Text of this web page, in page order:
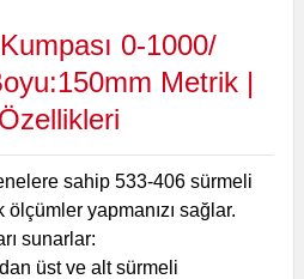
0-1000/
Metrik |
sahip 533-406 sürmeli
yapmanızı sağlar.
sunarlar:
üst ve alt sürmeli